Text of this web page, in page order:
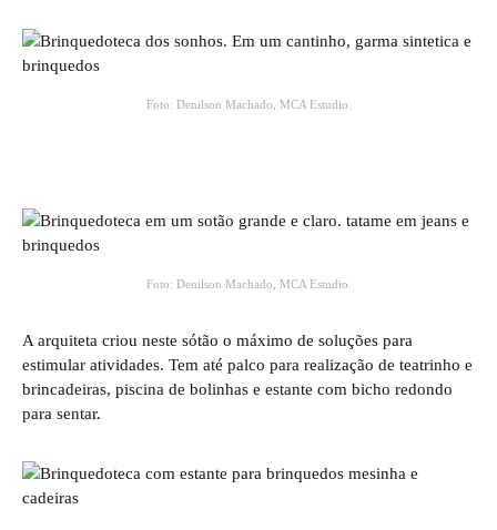
Foto: Denilson Machado, MCA Estudio.
Foto: Denilson Machado, MCA Estudio.
A arquiteta criou neste sótão o máximo de soluções para
estimular atividades. Tem até palco para realização de teatrinho e
brincadeiras, piscina de bolinhas e estante com bicho redondo
para sentar.